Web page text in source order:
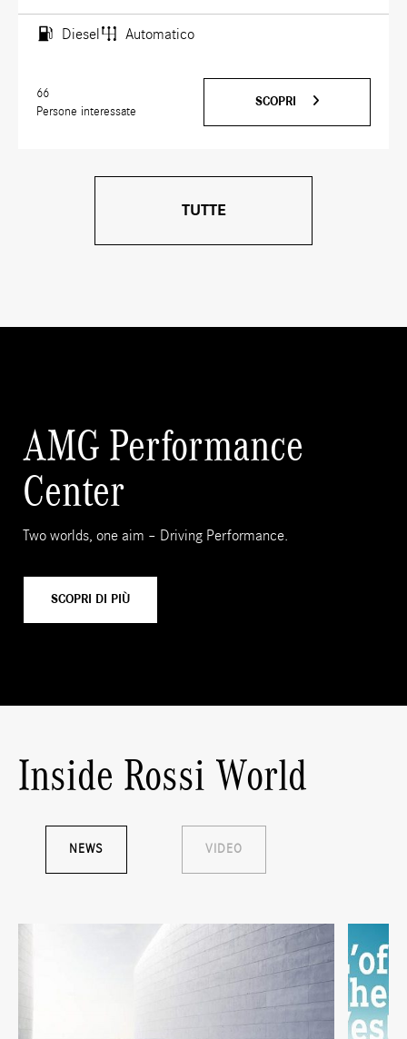
Diesel Automatico
66
Persone interessate
SCOPRI
TUTTE
AMG Performance
Center
Two worlds, one aim – Driving Performance.
SCOPRI DI PIÙ
Inside Rossi World
NEWS VIDEO